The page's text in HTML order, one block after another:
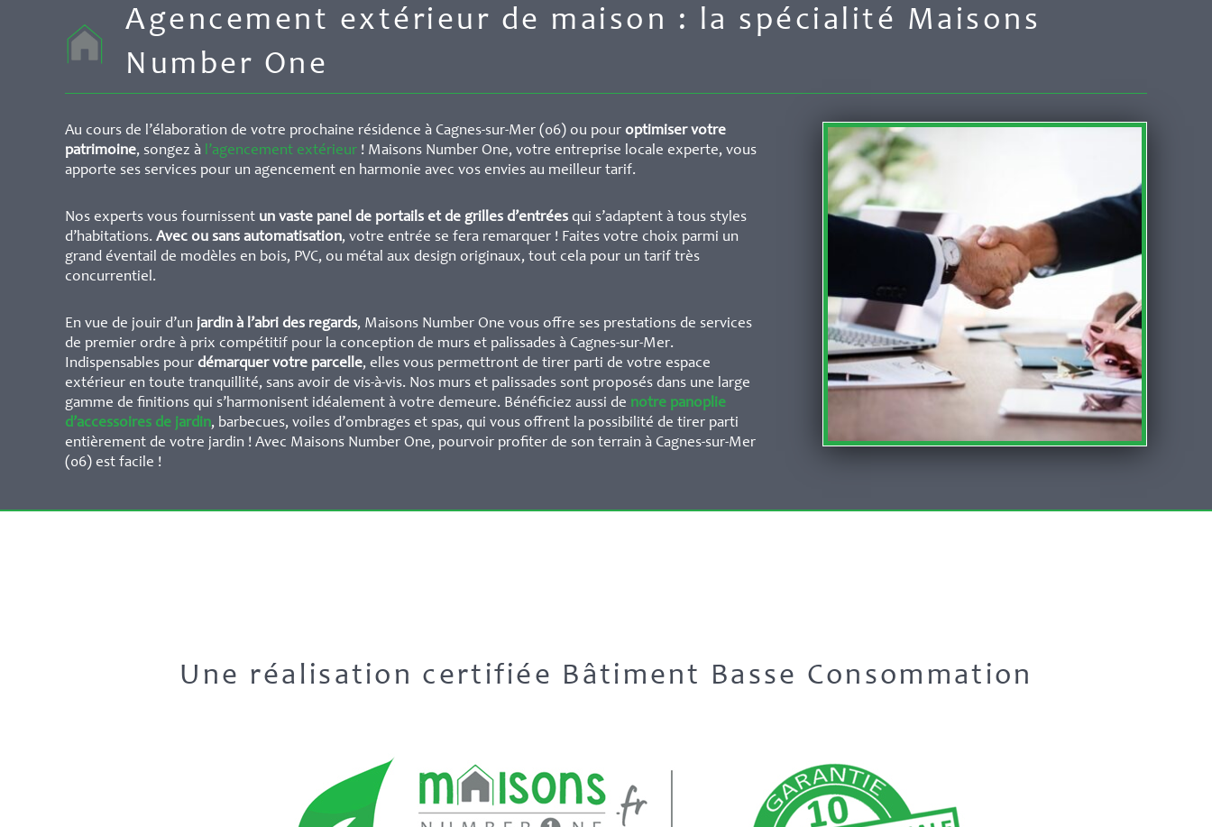
Agencement extérieur de maison : la spécialité Maisons
Number One
Au cours de l’élaboration de votre prochaine résidence à Cagnes-sur-Mer (06) ou pour optimiser votre
patrimoine, songez à l’agencement extérieur ! Maisons Number One, votre entreprise locale experte, vous
apporte ses services pour un agencement en harmonie avec vos envies au meilleur tarif.
Nos experts vous fournissent un vaste panel de portails et de grilles d’entrées qui s’adaptent à tous styles
d’habitations. Avec ou sans automatisation, votre entrée se fera remarquer ! Faites votre choix parmi un
grand éventail de modèles en bois, PVC, ou métal aux design originaux, tout cela pour un tarif très
concurrentiel.
En vue de jouir d’un jardin à l’abri des regards, Maisons Number One vous offre ses prestations de services
de premier ordre à prix compétitif pour la conception de murs et palissades à Cagnes-sur-Mer.
Indispensables pour démarquer votre parcelle, elles vous permettront de tirer parti de votre espace
extérieur en toute tranquillité, sans avoir de vis-à-vis. Nos murs et palissades sont proposés dans une large
gamme de finitions qui s’harmonisent idéalement à votre demeure. Bénéficiez aussi de notre panoplie
d’accessoires de jardin, barbecues, voiles d’ombrages et spas, qui vous offrent la possibilité de tirer parti
entièrement de votre jardin ! Avec Maisons Number One, pourvoir profiter de son terrain à Cagnes-sur-Mer
(06) est facile !
Une réalisation certifiée Bâtiment Basse Consommation